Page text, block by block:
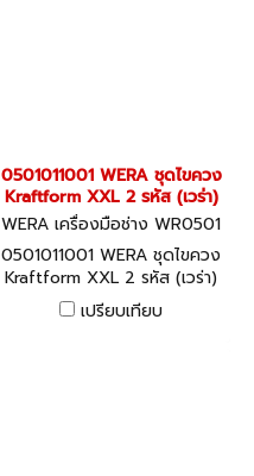
0501011001 WERA ชุดไขควง
Kraftform XXL 2 รหัส (เวร่า)
WERA เครื่องมือช่าง WR0501
011001
0501011001 WERA ชุดไขควง
Kraftform XXL 2 รหัส (เวร่า)
เปรียบเทียบ